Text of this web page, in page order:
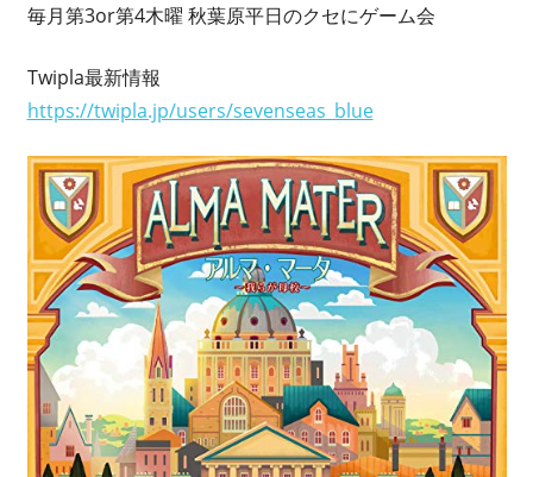
毎月第3or第4木曜 秋葉原平日のクセにゲーム会
Twipla最新情報
https://twipla.jp/users/sevenseas_blue